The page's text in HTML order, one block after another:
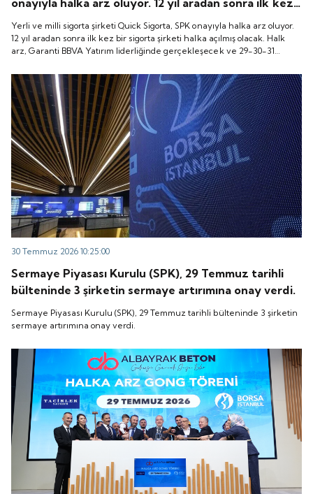
bir sigorta şirketi halka açılmış olacak. Halk arz,
Garanti BBVA Yatırım liderliğinde gerçekleşecek ve
29-30-31 Temmuz 2026 tarihlerinde talep
ile Quick Sigorta işlem görmeye başlayacak.
Yerli ve milli sigorta şirketi Quick Sigorta, SPK onayıyla halka arz oluyor.
12 yıl aradan sonra ilk kez bir sigorta şirketi halka açılmış olacak. Halk
arz, Garanti BBVA Yatırım liderliğinde gerçekleşecek ve 29-30-31
“Gong Töreni” ile Quick Sigorta işlem görmeye başlayacak.
30 Temmuz 2026 10:25:00
Sermaye Piyasası Kurulu (SPK), 29 Temmuz tarihli
bülteninde 3 şirketin sermaye artırımına onay verdi.
Sermaye Piyasası Kurulu (SPK), 29 Temmuz tarihli bülteninde 3 şirketin
sermaye artırımına onay verdi.